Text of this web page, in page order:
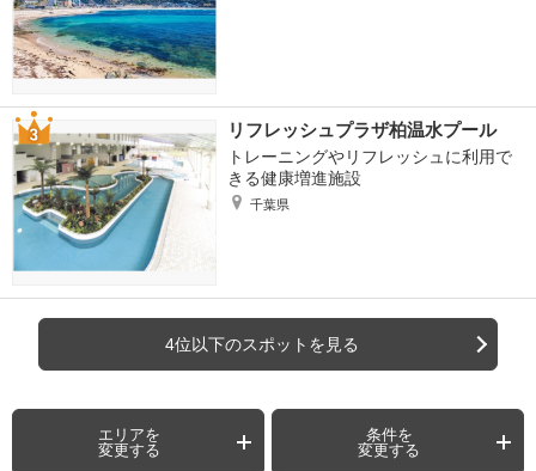
リフレッシュプラザ柏温水プール
トレーニングやリフレッシュに利用で
きる健康増進施設
千葉県
4位以下のスポットを見る
エリアを
変更する
条件を
変更する